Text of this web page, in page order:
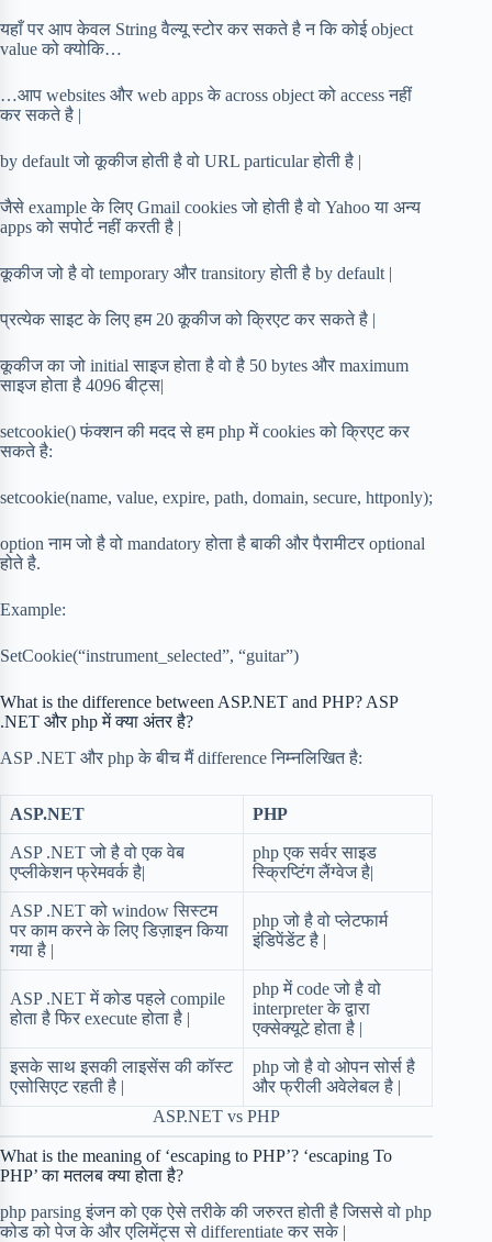
यहाँ पर आप केवल String वैल्यू स्टोर कर सकते है न कि कोई object
value को क्योकि…
…आप websites और web apps के across object को access नहीं
कर सकते है |
by default जो कूकीज होती है वो URL particular होती है |
जैसे example के लिए Gmail cookies जो होती है वो Yahoo या अन्य
apps को सपोर्ट नहीं करती है |
कूकीज जो है वो temporary और transitory होती है by default |
प्रत्येक साइट के लिए हम 20 कूकीज को क्रिएट कर सकते है |
कूकीज का जो initial साइज होता है वो है 50 bytes और maximum
साइज होता है 4096 बीट्स|
setcookie() फंक्शन की मदद से हम php में cookies को क्रिएट कर
सकते है:
setcookie(name, value, expire, path, domain, secure, httponly);
option नाम जो है वो mandatory होता है बाकी और पैरामीटर optional
होते है.
Example:
SetCookie(“instrument_selected”, “guitar”)
What is the difference between ASP.NET and PHP? ASP
.NET और php में क्या अंतर है?
ASP .NET और php के बीच मैं difference निम्नलिखित है:
ASP.NET PHP
ASP .NET जो है वो एक वेब
एप्लीकेशन फ्रेमवर्क है|
php एक सर्वर साइड
स्क्रिप्टिंग लैंग्वेज है|
ASP .NET को window सिस्टम
पर काम करने के लिए डिज़ाइन किया
गया है |
php जो है वो प्लेटफार्म
इंडिपेंडेंट है |
ASP .NET में कोड पहले compile
होता है फिर execute होता है |
php में code जो है वो
interpreter के द्वारा
एक्सेक्यूटे होता है |
इसके साथ इसकी लाइसेंस की कॉस्ट
एसोसिएट रहती है |
php जो है वो ओपन सोर्स है
और फ्रीली अवेलेबल है |
ASP.NET vs PHP
What is the meaning of ‘escaping to PHP’? ‘escaping To
PHP’ का मतलब क्या होता है?
php parsing इंजन को एक ऐसे तरीके की जरुरत होती है जिससे वो php
कोड को पेज के और एलिमेंट्स से differentiate कर सके |